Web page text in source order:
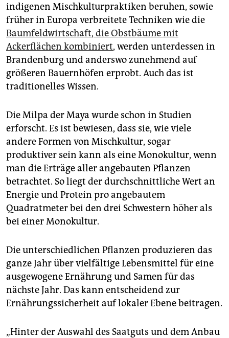
indigenen Mischkulturpraktiken beruhen, sowie
früher in Europa verbreitete Techniken wie die
Baumfeldwirtschaft, die Obstbäume mit
Ackerflächen kombiniert, werden unterdessen in
Brandenburg und anderswo zunehmend auf
größeren Bauernhöfen erprobt. Auch das ist
traditionelles Wissen.
Die Milpa der Maya wurde schon in Studien
erforscht. Es ist bewiesen, dass sie, wie viele
andere Formen von Mischkultur, sogar
produktiver sein kann als eine Monokultur, wenn
man die Erträge aller angebauten Pflanzen
betrachtet. So liegt der durchschnittliche Wert an
Energie und Protein pro angebautem
Quadratmeter bei den drei Schwestern höher als
bei einer Monokultur.
Die unterschiedlichen Pflanzen produzieren das
ganze Jahr über vielfältige Lebensmittel für eine
ausgewogene Ernährung und Samen für das
nächste Jahr. Das kann entscheidend zur
Ernährungssicherheit auf lokaler Ebene beitragen.
„Hinter der Auswahl des Saatguts und dem Anbau